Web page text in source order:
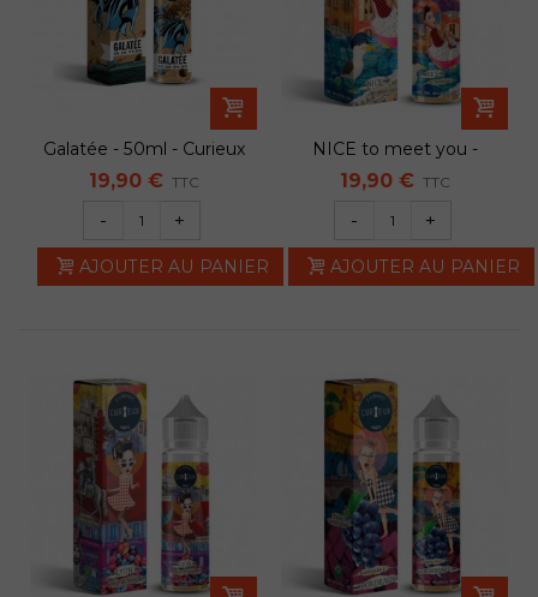
Galatée - 50ml - Curieux
19,90 € TTC
- +
AJOUTER AU PANIER
NICE to meet you -
50ml - Curieux
19,90 € TTC
- +
AJOUTER AU PANIER